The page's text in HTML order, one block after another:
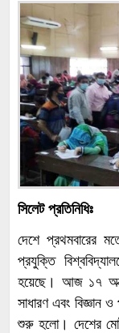
সিলেট প্রতিনিধিঃ
দেশে প্রথমবারের
প্রযুক্তি
হয়েছে। আজ ১৭
সাধারণ এবং বিজ্ঞান
শুরু হলো। দেশের